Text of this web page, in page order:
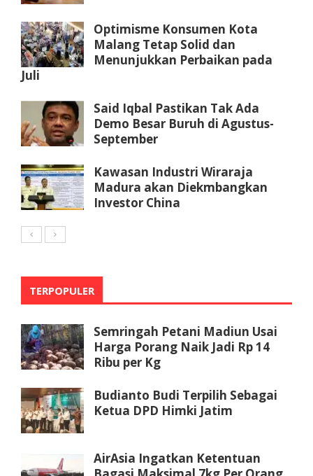
Optimisme Konsumen Kota
Malang Tetap Solid dan
Menunjukkan Perbaikan pada
Juli
Said Iqbal Pastikan Tak Ada
Demo Besar Buruh di Agustus-
September
Kawasan Industri Wiraraja
Madura akan Diekmbangkan
Investor China
TERPOPULER
Semringah Petani Madiun Usai
Harga Porang Naik Jadi Rp 14
Ribu per Kg
Budianto Budi Terpilih Sebagai
Ketua DPD Himki Jatim
AirAsia Ingatkan Ketentuan